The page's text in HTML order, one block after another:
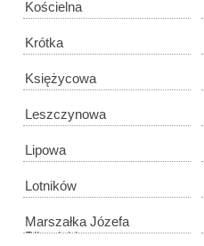
Kościelna
Krótka
Księżycowa
Leszczynowa
Lipowa
Lotników
Marszałka Józefa
Piłsudskiego